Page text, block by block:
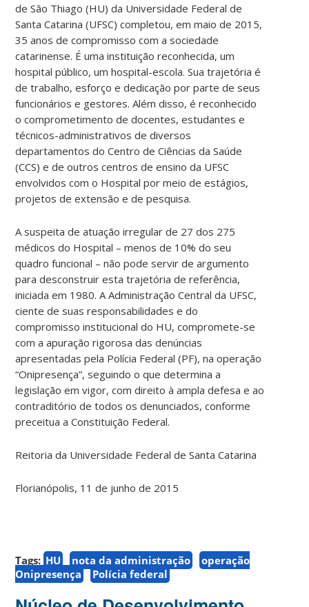
de São Thiago (HU) da Universidade Federal de
Santa Catarina (UFSC) completou, em maio de 2015,
35 anos de compromisso com a sociedade
catarinense. É uma instituição reconhecida, um
hospital público, um hospital-escola. Sua trajetória é
de trabalho, esforço e dedicação por parte de seus
funcionários e gestores. Além disso, é reconhecido
o comprometimento de docentes, estudantes e
técnicos-administrativos de diversos
departamentos do Centro de Ciências da Saúde
(CCS) e de outros centros de ensino da UFSC
envolvidos com o Hospital por meio de estágios,
projetos de extensão e de pesquisa.
A suspeita de atuação irregular de 27 dos 275
médicos do Hospital – menos de 10% do seu
quadro funcional – não pode servir de argumento
para desconstruir esta trajetória de referência,
iniciada em 1980. A Administração Central da UFSC,
ciente de suas responsabilidades e do
compromisso institucional do HU, compromete-se
com a apuração rigorosa das denúncias
apresentadas pela Polícia Federal (PF), na operação
“Onipresença”, seguindo o que determina a
legislação em vigor, com direito à ampla defesa e ao
contraditório de todos os denunciados, conforme
preceitua a Constituição Federal.
Reitoria da Universidade Federal de Santa Catarina
Florianópolis, 11 de junho de 2015
Tags: HU nota da administração
operação
Onipresença
Polícia federal